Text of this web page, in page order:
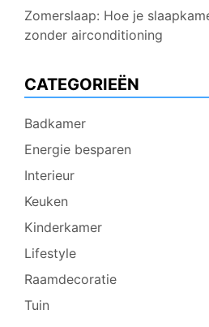
Zomerslaap: Hoe je
zonder airconditioning
CATEGORIEËN
Badkamer
Energie besparen
Interieur
Keuken
Kinderkamer
Lifestyle
Raamdecoratie
Tuin